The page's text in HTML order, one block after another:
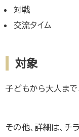
対戦
交流タイム
対象
子どもから大人まで
その他、詳細は、チ